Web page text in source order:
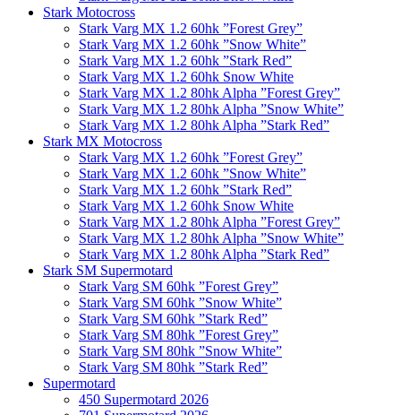
Stark Motocross
Stark Varg MX 1.2 60hk ”Forest Grey”
Stark Varg MX 1.2 60hk ”Snow White”
Stark Varg MX 1.2 60hk ”Stark Red”
Stark Varg MX 1.2 60hk Snow White
Stark Varg MX 1.2 80hk Alpha ”Forest Grey”
Stark Varg MX 1.2 80hk Alpha ”Snow White”
Stark Varg MX 1.2 80hk Alpha ”Stark Red”
Stark MX Motocross
Stark Varg MX 1.2 60hk ”Forest Grey”
Stark Varg MX 1.2 60hk ”Snow White”
Stark Varg MX 1.2 60hk ”Stark Red”
Stark Varg MX 1.2 60hk Snow White
Stark Varg MX 1.2 80hk Alpha ”Forest Grey”
Stark Varg MX 1.2 80hk Alpha ”Snow White”
Stark Varg MX 1.2 80hk Alpha ”Stark Red”
Stark SM Supermotard
Stark Varg SM 60hk ”Forest Grey”
Stark Varg SM 60hk ”Snow White”
Stark Varg SM 60hk ”Stark Red”
Stark Varg SM 80hk ”Forest Grey”
Stark Varg SM 80hk ”Snow White”
Stark Varg SM 80hk ”Stark Red”
Supermotard
450 Supermotard 2026